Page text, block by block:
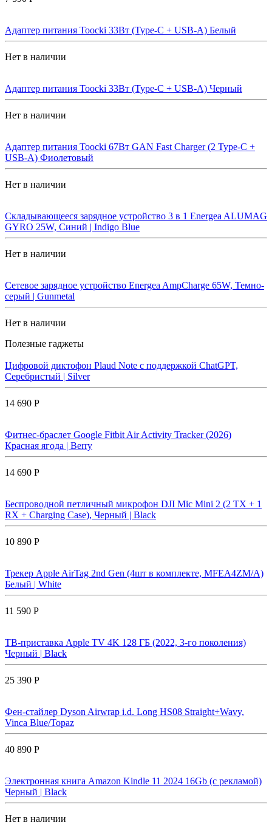
Адаптер питания Toocki 33Вт (Type-C + USB-A) Белый
Нет в наличии
Адаптер питания Toocki 33Вт (Type-C + USB-A) Черный
Нет в наличии
Адаптер питания Toocki 67Вт GAN Fast Charger (2 Type-C +
USB-A) Фиолетовый
Нет в наличии
Складывающееся зарядное устройство 3 в 1 Energea ALUMAG
GYRO 25W, Синий | Indigo Blue
Нет в наличии
Сетевое зарядное устройство Energea AmpCharge 65W, Темно-
серый | Gunmetal
Нет в наличии
Полезные гаджеты
Цифровой диктофон Plaud Note с поддержкой ChatGPT,
Серебристый | Silver
14 690 Р
Фитнес-браслет Google Fitbit Air Activity Tracker (2026)
Красная ягода | Berry
14 690 Р
Беспроводной петличный микрофон DJI Mic Mini 2 (2 TX + 1
RX + Charging Case), Черный | Black
10 890 Р
Трекер Apple AirTag 2nd Gen (4шт в комплекте, MFEA4ZM/A)
Белый | White
11 590 Р
ТВ-приставка Apple TV 4K 128 ГБ (2022, 3-го поколения)
Черный | Black
25 390 Р
Фен-стайлер Dyson Airwrap i.d. Long HS08 Straight+Wavy,
Vinca Blue/Topaz
40 890 Р
Электронная книга Amazon Kindle 11 2024 16Gb (с рекламой)
Черный | Black
Нет в наличии